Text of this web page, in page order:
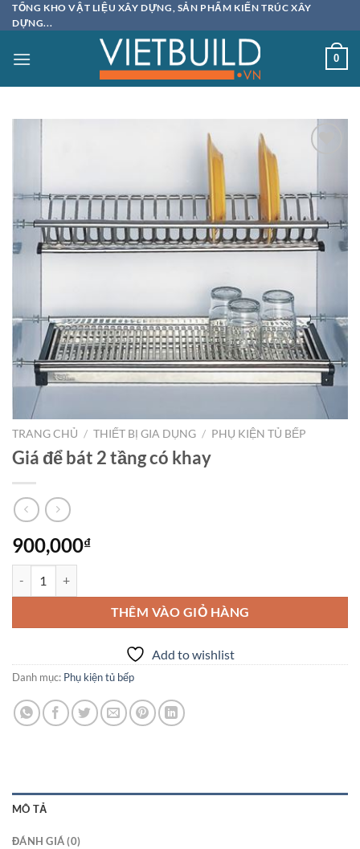
Bỏ
qua
dung
TỔNG KHO VẬT LIỆU XÂY DỰNG, SẢN PHẨM KIẾN TRÚC XÂY
DỰNG...
0
TRANG CHỦ / THIẾT BỊ GIA DỤNG / PHỤ KIỆN TỦ BẾP
Giá để bát 2 tầng có khay
900,000₫
THÊM VÀO GIỎ HÀNG
Add to wishlist
Danh mục: Phụ kiện tủ bếp
MÔ TẢ
ĐÁNH GIÁ (0)